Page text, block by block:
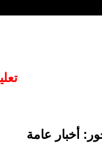
أخبار عامة